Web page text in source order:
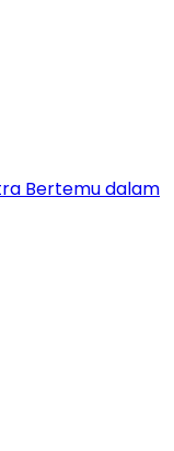
Bertemu dalam